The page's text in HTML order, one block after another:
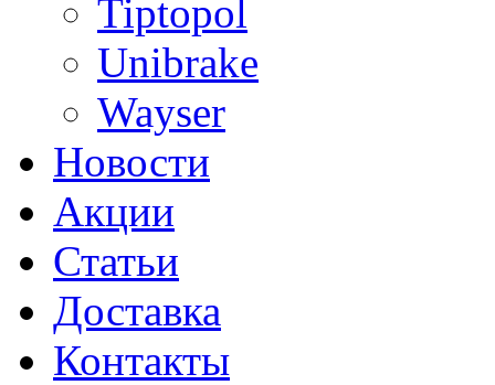
Tiptopol
Unibrake
Wayser
Новости
Акции
Статьи
Доставка
Контакты